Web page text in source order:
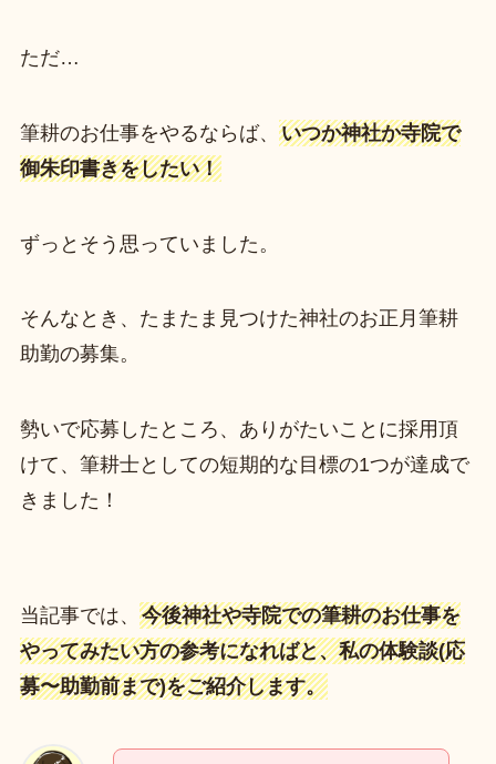
ただ…
筆耕のお仕事をやるならば、 いつか神社か寺院で
御朱印書きをしたい！
ずっとそう思っていました。
そんなとき、たまたま見つけた神社のお正月筆耕
助勤の募集。
勢いで応募したところ、ありがたいことに採用頂
けて、筆耕士としての短期的な目標の1つが達成で
きました！
当記事では、 今後神社や寺院での筆耕のお仕事を
やってみたい方の参考になればと、私の体験談(応
募〜助勤前まで)をご紹介します。